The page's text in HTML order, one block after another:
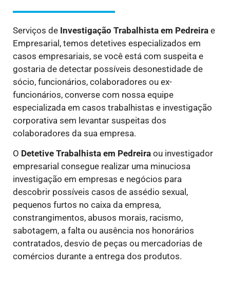
Serviços de Investigação Trabalhista em Pedreira e
Empresarial, temos detetives especializados em
casos empresariais, se você está com suspeita e
gostaria de detectar possíveis desonestidade de
sócio, funcionários, colaboradores ou ex-
funcionários, converse com nossa equipe
especializada em casos trabalhistas e investigação
corporativa sem levantar suspeitas dos
colaboradores da sua empresa.
O Detetive Trabalhista em Pedreira ou investigador
empresarial consegue realizar uma minuciosa
investigação em empresas e negócios para
descobrir possíveis casos de assédio sexual,
pequenos furtos no caixa da empresa,
constrangimentos, abusos morais, racismo,
sabotagem, a falta ou ausência nos honorários
contratados, desvio de peças ou mercadorias de
comércios durante a entrega dos produtos.